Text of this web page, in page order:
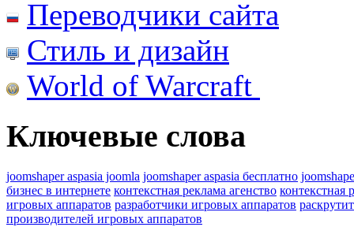
Переводчики сайта
Стиль и дизайн
World of Warcraft
Ключевые слова
joomshaper aspasia joomla joomshaper aspasia бесплатно
бизнес в интернете контекстная реклама агенство контекстная
игровых аппаратов разработчики игровых аппаратов
производителей игровых аппаратов